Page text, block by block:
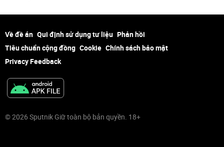
Về đề án Qui định sử dụng tư liệu Phản hồi
Tiêu chuẩn cộng đồng Cookie Chính sách bảo mật
Privacy Feedback
© 2026 Sputnik Giữ toàn bộ bản quyền. 18+